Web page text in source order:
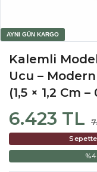
Kalemli
Ucu –
(1,5 × 1,2 Cm
6.423 TL